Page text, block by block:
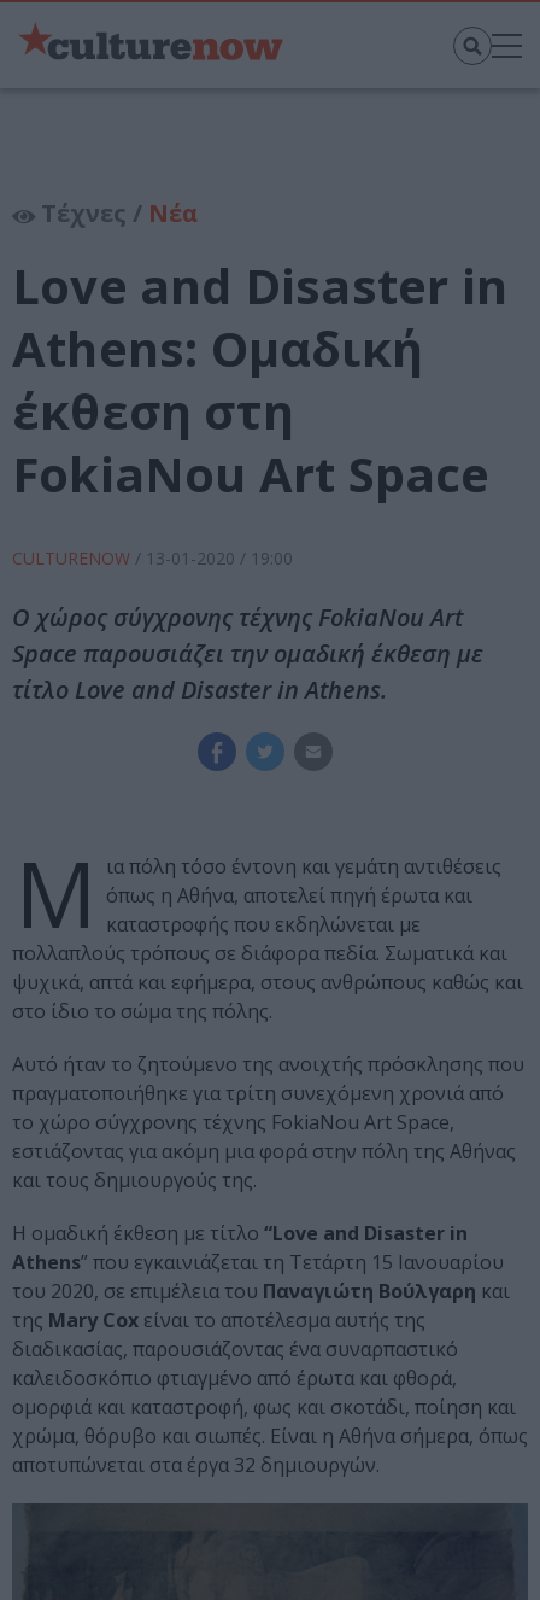
Τέχνες / Νέα
Love and Disaster in
Athens: Ομαδική
έκθεση στη
FokiaNou Art Space
CULTURENOW / 13-01-2020 / 19:00
Ο χώρος σύγχρονης τέχνης FokiaNou Art
Space παρουσιάζει την ομαδική έκθεση με
τίτλο Love and Disaster in Athens.
Μ
ια πόλη τόσο έντονη και γεμάτη αντιθέσεις
όπως η Αθήνα, αποτελεί πηγή έρωτα και
καταστροφής που εκδηλώνεται με
πολλαπλούς τρόπους σε διάφορα πεδία. Σωματικά και
ψυχικά, απτά και εφήμερα, στους ανθρώπους καθώς και
στο ίδιο το σώμα της πόλης.
Αυτό ήταν το ζητούμενο της ανοιχτής πρόσκλησης που
πραγματοποιήθηκε για τρίτη συνεχόμενη χρονιά από
το χώρο σύγχρονης τέχνης FokiaNou Art Space,
εστιάζοντας για ακόμη μια φορά στην πόλη της Αθήνας
και τους δημιουργούς της.
Η ομαδική έκθεση με τίτλο “Love and Disaster in
Athens” που εγκαινιάζεται τη Τετάρτη 15 Ιανουαρίου
του 2020, σε επιμέλεια του Παναγιώτη Bούλγαρη και
της Mary Cox είναι το αποτέλεσμα αυτής της
διαδικασίας, παρουσιάζοντας ένα συναρπαστικό
καλειδοσκόπιο φτιαγμένο από έρωτα και φθορά,
ομορφιά και καταστροφή, φως και σκοτάδι, ποίηση και
χρώμα, θόρυβο και σιωπές. Είναι η Αθήνα σήμερα, όπως
αποτυπώνεται στα έργα 32 δημιουργών.